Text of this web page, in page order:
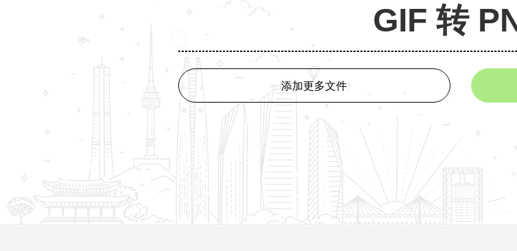
GIF 转
添加更多文件